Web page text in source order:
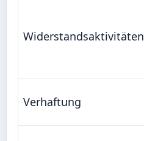
Widerstandsaktivitäten
Verhaftung